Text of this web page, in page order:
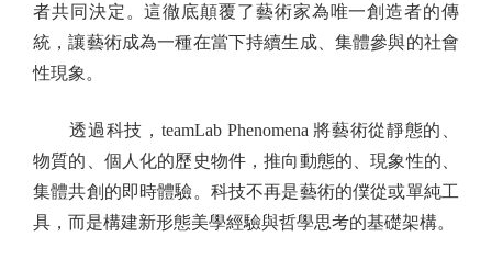
者共同決定。這徹底顛覆了藝術家為唯一創造者的傳
統，讓藝術成為一種在當下持續生成、集體參與的社會
性現象。
透過科技，teamLab Phenomena 將藝術從靜態的、
物質的、個人化的歷史物件，推向動態的、現象性的、
集體共創的即時體驗。科技不再是藝術的僕從或單純工
具，而是構建新形態美學經驗與哲學思考的基礎架構。